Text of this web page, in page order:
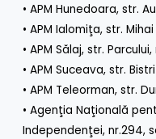
• APM Hunedoara, str.
• APM Ialomiţa, str.
• APM Sălaj, str.
• APM Suceava, str.
• APM Teleorman, str.
• Agenţia Naţională
Independenţei, nr.294,